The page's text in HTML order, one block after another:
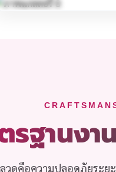
รฐานงา
วดคือความปลอดภัยระย